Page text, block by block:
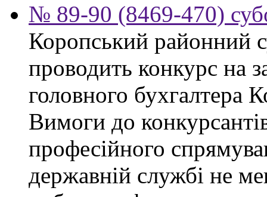
№ 89-90 (8469-470)
Коропський районний
проводить конкурс на
головного бухгалтера
Вимоги до
професійного
державній службі не